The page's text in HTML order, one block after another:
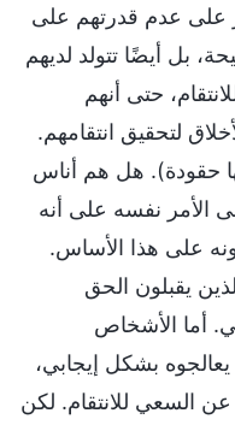
على عدم قدرتهم على
بل أيضًا تتولد لديهم
حتى أنهم
لتحقيق انتقامهم.
حقودة). هل هم أناس
الأمر نفسه على أنه
على هذا الأساس.
يقبلون الحق
أما الأشخاص
بشكل إيجابي،
السعي للانتقام. لكن